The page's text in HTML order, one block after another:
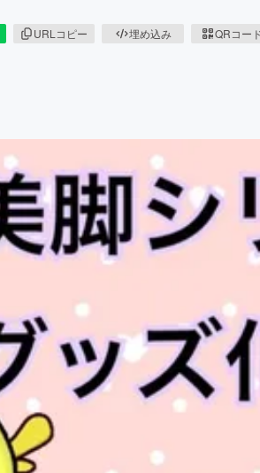
URLコピー 埋め込み QRコー